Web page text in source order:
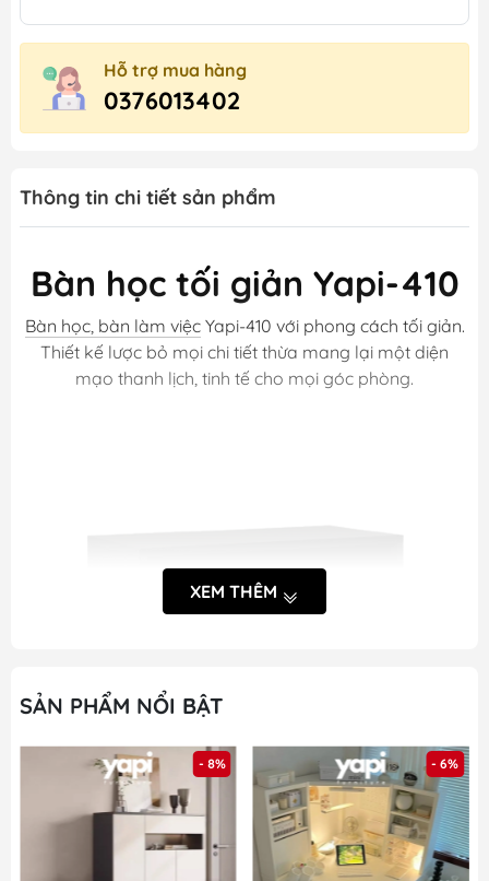
Hỗ trợ mua hàng
0376013402
Thông tin chi tiết sản phẩm
Bàn học tối giản Yapi-410
Bàn học, bàn làm việcYapi-410 với phong cách tối giản.
Thiết kế lược bỏ mọi chi tiết thừa mang lại một diện
mạo thanh lịch, tinh tế cho mọi góc phòng.
XEM THÊM
SẢN PHẨM NỔI BẬT
- 8% - 6%